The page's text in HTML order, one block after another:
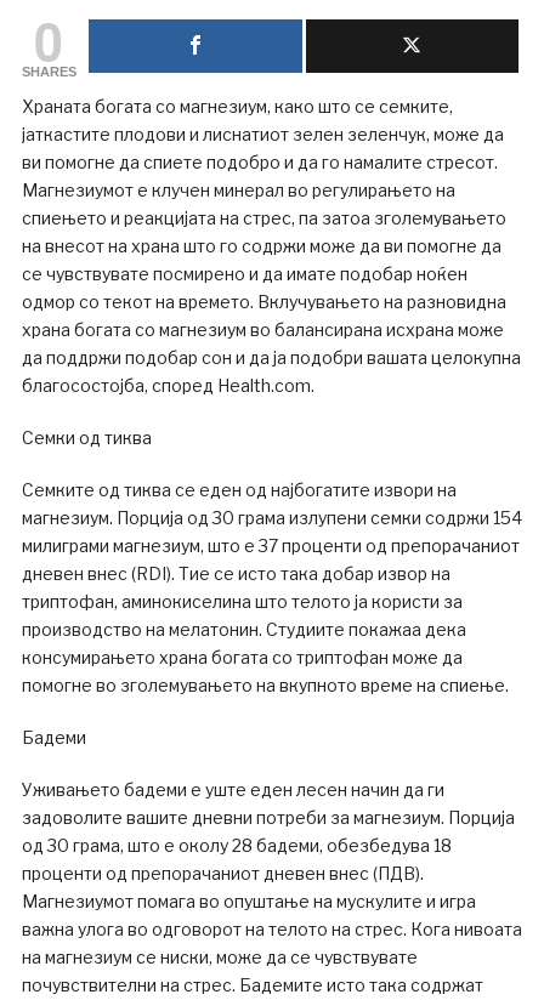
0
SHARES
Храната богата со магнезиум, како што се семките,
јаткастите плодови и лиснатиот зелен зеленчук, може да
ви помогне да спиете подобро и да го намалите стресот.
Магнезиумот е клучен минерал во регулирањето на
спиењето и реакцијата на стрес, па затоа зголемувањето
на внесот на храна што го содржи може да ви помогне да
се чувствувате посмирено и да имате подобар ноќен
одмор со текот на времето. Вклучувањето на разновидна
храна богата со магнезиум во балансирана исхрана може
да поддржи подобар сон и да ја подобри вашата целокупна
благосостојба, според Health.com.
Семки од тиква
Семките од тиква се еден од најбогатите извори на
магнезиум. Порција од 30 грама излупени семки содржи 154
милиграми магнезиум, што е 37 проценти од препорачаниот
дневен внес (RDI). Тие се исто така добар извор на
триптофан, аминокиселина што телото ја користи за
производство на мелатонин. Студиите покажаа дека
консумирањето храна богата со триптофан може да
помогне во зголемувањето на вкупното време на спиење.
Бадеми
Уживањето бадеми е уште еден лесен начин да ги
задоволите вашите дневни потреби за магнезиум. Порција
од 30 грама, што е околу 28 бадеми, обезбедува 18
проценти од препорачаниот дневен внес (ПДВ).
Магнезиумот помага во опуштање на мускулите и игра
важна улога во одговорот на телото на стрес. Кога нивоата
на магнезиум се ниски, може да се чувствувате
почувствителни на стрес. Бадемите исто така содржат